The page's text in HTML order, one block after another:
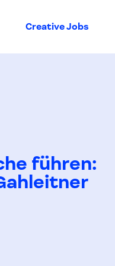
Creative Jobs
führen: